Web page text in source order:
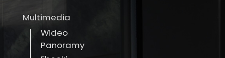
Multimedia
Wideo
Panoramy